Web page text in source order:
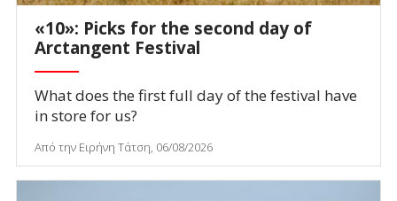
«10»: Picks for the second day of
Arctangent Festival
What does the first full day of the festival have
in store for us?
Από την Ειρήνη Τάτση, 06/08/2026